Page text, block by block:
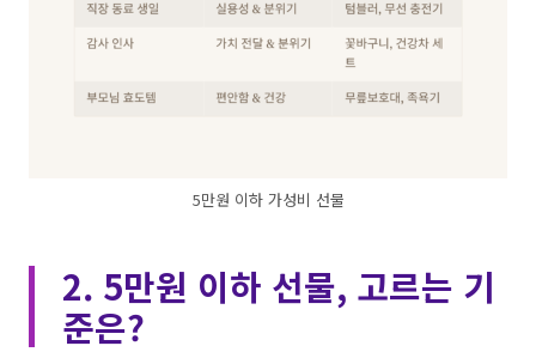
5만원 이하 가성비 선물
2. 5만원 이하 선물, 고르는 기
준은?